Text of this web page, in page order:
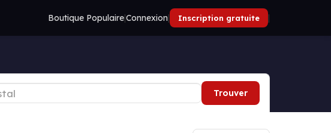
Boutique Populaire|Connexion| Inscription gratuite |
Trouver